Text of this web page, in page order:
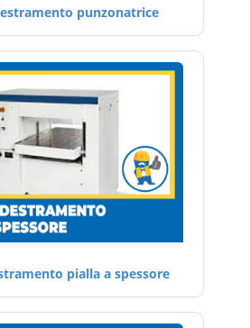
punzonatrice
pialla a spessore